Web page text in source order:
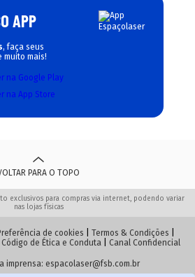
APP
, faça seus
muito mais!
PARA O TOPO
exclusivos para compras via internet, podendo variar
nas lojas físicas
de cookies Termos & Condições
Código de Ética e Conduta| Canal Confidencial
imprensa: espacolaser@fsb.com.br